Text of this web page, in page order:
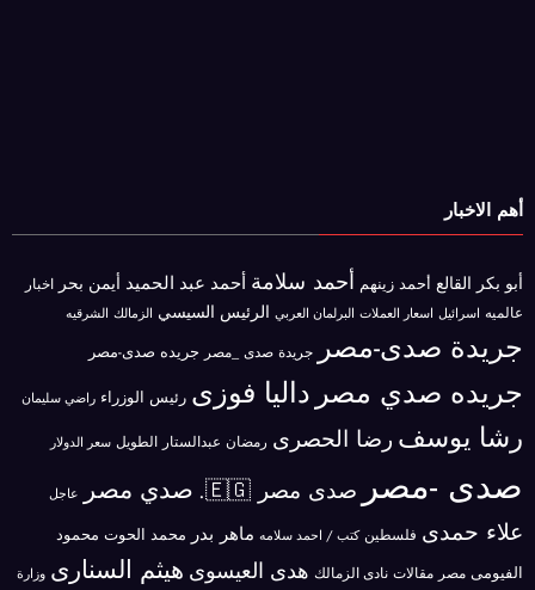
أهم الاخبار
أبو بكر القالع أحمد زينهم أحمد سلامة أحمد عبد الحميد أيمن بحر اخبار
عالميه اسرائيل اسعار العملات البرلمان العربي الرئيس السيسي الزمالك الشرقيه
جريدة صدى-مصر جريدة صدى _مصر جريده صدى-مصر
جريده صدي مصر داليا فوزى رئيس الوزراء راضي سليمان
رشا يوسف رضا الحصرى رمضان عبدالستار الطويل سعر الدولار
صدى -مصر صدى مصر 🇪🇬. صدي مصر عاجل
علاء حمدى فلسطين كتب / احمد سلامه ماهر بدر محمد الحوت محمود
الفيومى مصر مقالات نادى الزمالك هدى العيسوى هيثم السنارى وزارة